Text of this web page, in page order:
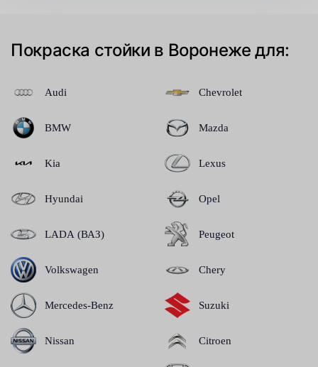
Покраска стойки в Воронеже для:
Audi
BMW
Kia
Hyundai
LADA (ВАЗ)
Volkswagen
Mercedes-Benz
Nissan
Chevrolet
Mazda
Lexus
Opel
Peugeot
Chery
Suzuki
Citroen